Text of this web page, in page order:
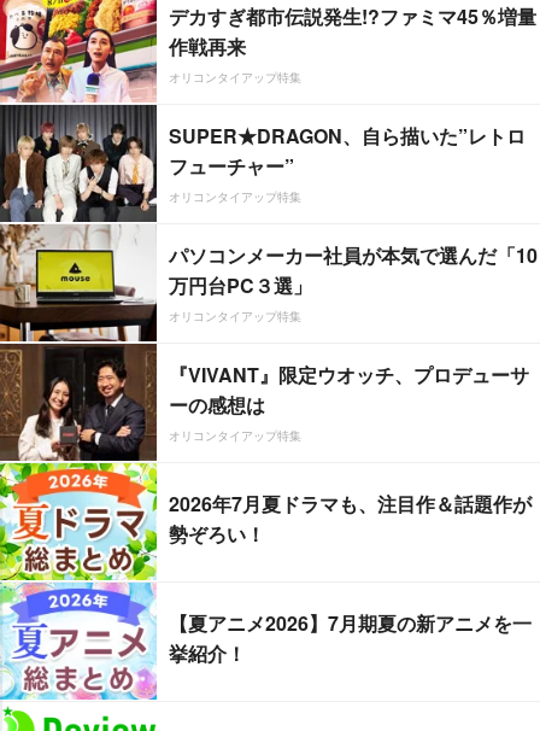
デカすぎ都市伝説発生!?ファミマ45％増量
作戦再来
オリコンタイアップ特集
SUPER★DRAGON、自ら描いた”レトロ
フューチャー”
オリコンタイアップ特集
パソコンメーカー社員が本気で選んだ「10
万円台PC３選」
オリコンタイアップ特集
『VIVANT』限定ウオッチ、プロデューサ
ーの感想は
オリコンタイアップ特集
2026年7月夏ドラマも、注目作＆話題作が
勢ぞろい！
【夏アニメ2026】7月期夏の新アニメを一
挙紹介！